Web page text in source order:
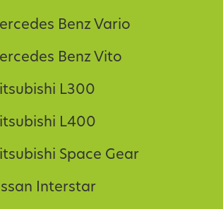
Benz Vario
Benz Vito
L300
L400
Space Gear
Interstar